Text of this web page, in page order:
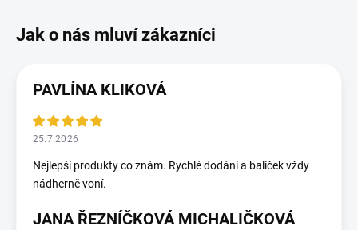
PAVLÍNA KLIKOVÁ
25.7.2026
Nejlepší produkty co znám. Rychlé dodání a balíček vždy
nádherně voní.
JANA ŘEZNÍČKOVÁ MICHALIČKOVÁ